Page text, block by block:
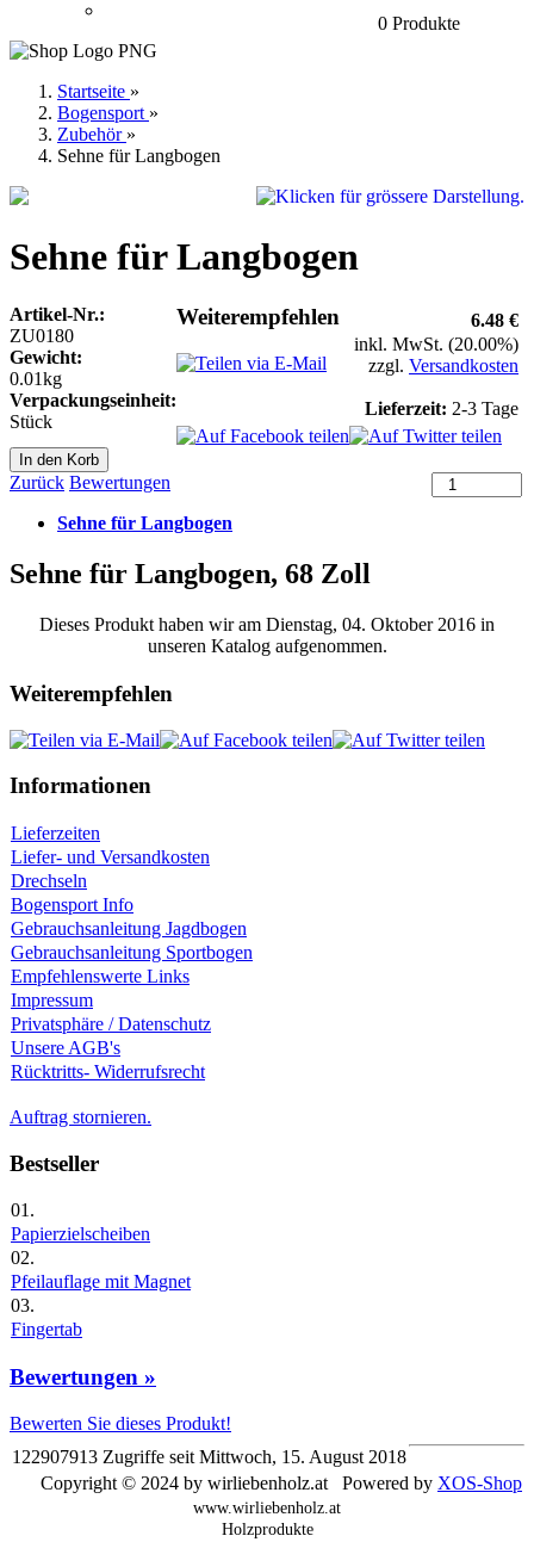
0 Produkte
Startseite »
Bogensport »
Zubehör »
Sehne für Langbogen
Sehne für Langbogen
Artikel-Nr.:
ZU0180
Gewicht:
0.01kg
Verpackungseinheit:
Stück
6.48 €
inkl. MwSt. (20.00%)
zzgl. Versandkosten
Lieferzeit: 2-3 Tage
Weiterempfehlen
Zurück Bewertungen
Sehne für Langbogen
Sehne für Langbogen, 68 Zoll
Dieses Produkt haben wir am Dienstag, 04. Oktober 2016 in
unseren Katalog aufgenommen.
Weiterempfehlen
Informationen
Lieferzeiten
Liefer- und Versandkosten
Drechseln
Bogensport Info
Gebrauchsanleitung Jagdbogen
Gebrauchsanleitung Sportbogen
Empfehlenswerte Links
Impressum
Privatsphäre / Datenschutz
Unsere AGB's
Rücktritts- Widerrufsrecht
Auftrag stornieren.
Bestseller
01.
Papierzielscheiben
02.
Pfeilauflage mit Magnet
03.
Fingertab
Bewertungen »
Bewerten Sie dieses Produkt!
122907913 Zugriffe seit Mittwoch, 15. August 2018
Copyright © 2024 by wirliebenholz.at Powered by XOS-Shop
www.wirliebenholz.at
Holzprodukte